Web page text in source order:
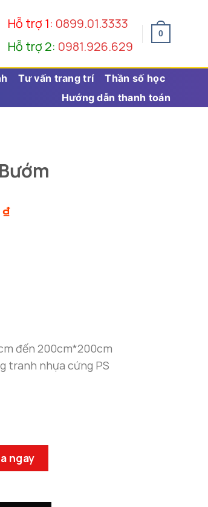
Hỗ trợ 1: 0899.01.3333
Hỗ trợ 2: 0981.926.629
0
Tư vấn trang trí
Thần số học
Hướng dẫn thanh toán
₫Khoảng
đến 200cm*200cm
tranh nhựa cứng PS
ngay